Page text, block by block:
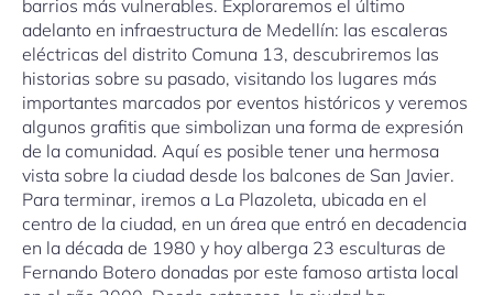
barrios más vulnerables. Exploraremos el último
adelanto en infraestructura de Medellín: las escaleras
eléctricas del distrito Comuna 13, descubriremos las
historias sobre su pasado, visitando los lugares más
importantes marcados por eventos históricos y veremos
algunos grafitis que simbolizan una forma de expresión
de la comunidad. Aquí es posible tener una hermosa
vista sobre la ciudad desde los balcones de San Javier.
Para terminar, iremos a La Plazoleta, ubicada en el
centro de la ciudad, en un área que entró en decadencia
en la década de 1980 y hoy alberga 23 esculturas de
Fernando Botero donadas por este famoso artista local